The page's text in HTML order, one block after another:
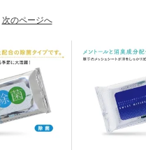
次のページへ